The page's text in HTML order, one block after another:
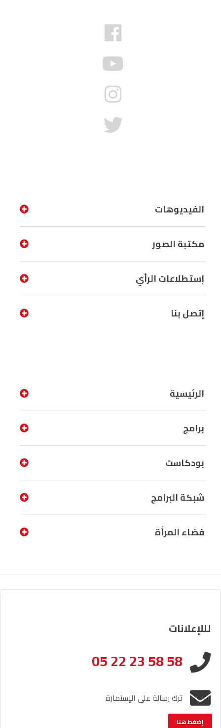
الفيديوهات
مكتبة الصور
إستطلاعات الرأي
إتصل بنا
الرئيسية
برامج
بودكاست
شبكة البرامج
فضاء المرأة
لللإعلانات
05 22 23 58 58
ترك رسالة على الإستمارة
إضغط هنا